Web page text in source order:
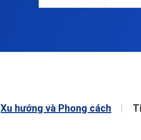
Xu hướng và Phong cách